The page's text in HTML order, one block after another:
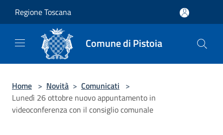
Regione Toscana
Comune di Pistoia
Home > Novità > Comunicati >
Lunedì 26 ottobre nuovo appuntamento in
videoconferenza con il consiglio comunale